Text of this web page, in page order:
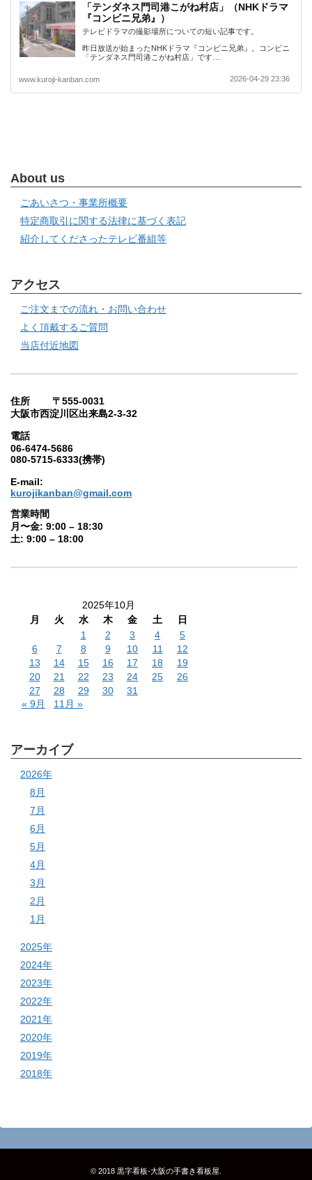
「テンダネス門司港こがね村店」（NHKドラマ
『コンビニ兄弟』）
テレビドラマの撮影場所についての短い記事です。
昨日放送が始まったNHKドラマ『コンビニ兄弟』。コンビニ
「テンダネス門司港こがね村店」です…
www.kuroji-kanban.com 2026-04-29 23:36
About us
ごあいさつ・事業所概要
特定商取引に関する法律に基づく表記
紹介してくださったテレビ番組等
アクセス
ご注文までの流れ・お問い合わせ
よく頂戴するご質問
当店付近地図
住所 〒555-0031
大阪市西淀川区出来島2-3-32
電話
06-6474-5686
080-5715-6333(携帯)
E-mail:
kurojikanban@gmail.com
営業時間
月〜金: 9:00 – 18:30
土: 9:00 – 18:00
2025年10月
月
火 水 木 金 土
日
1
2 3 4
5
6
7 8 9 10 11
12
13
14 15 16 17 18
19
20
21 22 23 24 25
26
27
28 29 30
31
« 9月
11月 »
アーカイブ
2026年
8月
7月
6月
5月
4月
3月
2月
1月
2025年
2024年
2023年
2022年
2021年
2020年
2019年
2018年
© 2018 黒字看板‐大阪の手書き看板屋